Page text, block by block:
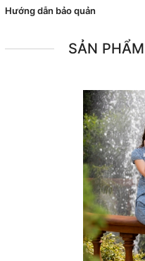
Hướng dẫn bảo quản
SẢN